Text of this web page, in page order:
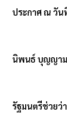
ประกาศ ณ วั
นิพนธ์ บุญญา
รัฐมนตรีช่วยว่